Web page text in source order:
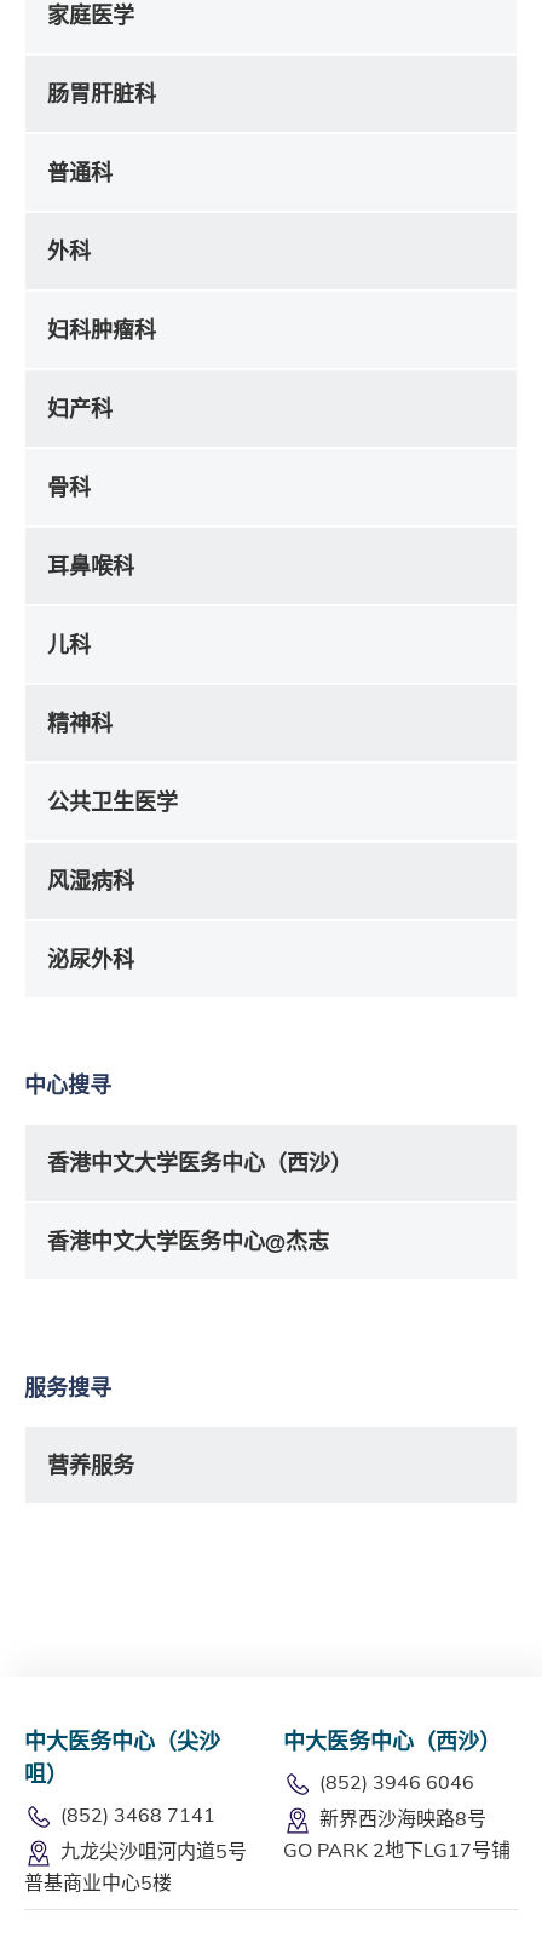
家庭医学
肠胃肝脏科
普通科
外科
妇科肿瘤科
妇产科
骨科
耳鼻喉科
儿科
精神科
公共卫生医学
风湿病科
泌尿外科
中心搜寻
香港中文大学医务中心（西沙）
香港中文大学医务中心@杰志
服务搜寻
营养服务
中大医务中心（尖沙
咀）
(852) 3468 7141
九龙尖沙咀河内道5号
普基商业中心5楼
中大医务中心（西沙）
(852) 3946 6046
新界西沙海映路8号
GO PARK 2地下LG17号铺